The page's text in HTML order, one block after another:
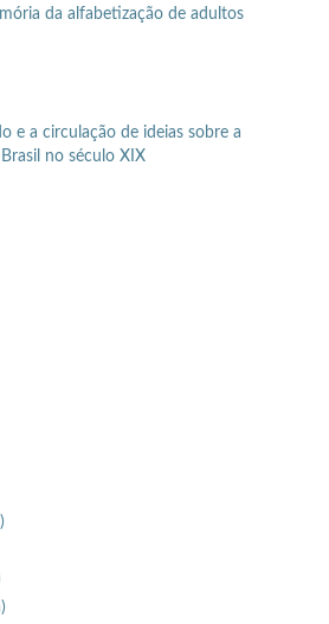
da alfabetização de adultos
e a circulação de ideias sobre a
no século XIX